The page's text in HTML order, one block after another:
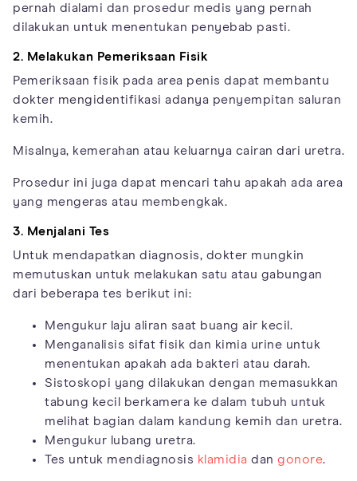
pernah dialami dan prosedur medis yang pernah
dilakukan untuk menentukan penyebab pasti.
2. Melakukan Pemeriksaan Fisik
Pemeriksaan fisik pada area penis dapat membantu
dokter mengidentifikasi adanya penyempitan saluran
kemih.
Misalnya, kemerahan atau keluarnya cairan dari uretra.
Prosedur ini juga dapat mencari tahu apakah ada area
yang mengeras atau membengkak.
3. Menjalani Tes
Untuk mendapatkan diagnosis, dokter mungkin
memutuskan untuk melakukan satu atau gabungan
dari beberapa tes berikut ini:
Mengukur laju aliran saat buang air kecil.
Menganalisis sifat fisik dan kimia urine untuk
menentukan apakah ada bakteri atau darah.
Sistoskopi yang dilakukan dengan memasukkan
tabung kecil berkamera ke dalam tubuh untuk
melihat bagian dalam kandung kemih dan uretra.
Mengukur lubang uretra.
Tes untuk mendiagnosis klamidia dan gonore.